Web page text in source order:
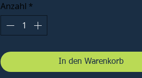
Anzahl *
In den Warenkorb